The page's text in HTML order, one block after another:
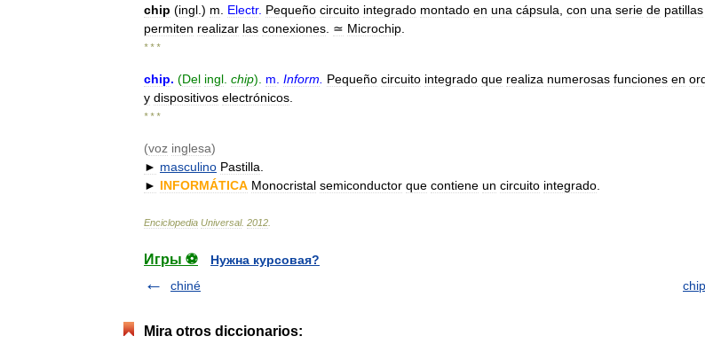
chip (ingl .) m Electr. Pequeño circuito integrado montado en una cápsula con una serie de patillas
permiten realizar las conexiones ≃ Microchip
* * *
chip. (Del ingl chip). m Inform Pequeño circuito integrado que realiza numerosas funciones en
y dispositivos electrónicos
* * *
(voz inglesa)
► masculino Pastilla
► INFORMÁTICA Monocristal semiconductor que contiene un circuito integrado
Enciclopedia Universal. 2012
Игры ⚽
Нужна курсовая?
chiné
Mira otros diccionarios: